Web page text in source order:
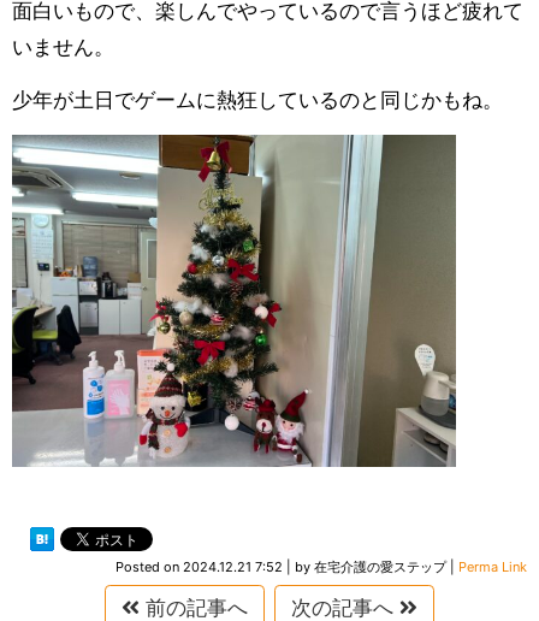
面白いもので、楽しんでやっているので言うほど疲れて
いません。
少年が土日でゲームに熱狂しているのと同じかもね。
Posted on 2024.12.21 7:52 by 在宅介護の愛ステップ| Perma Link
前の記事へ 次の記事へ